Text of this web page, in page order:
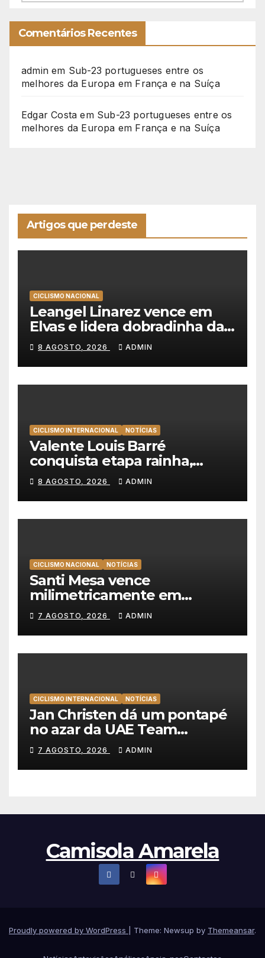
Comentários Recentes
admin em Sub-23 portugueses entre os
melhores da Europa em França e na Suíça
Edgar Costa em Sub-23 portugueses entre os
melhores da Europa em França e na Suíça
Artigos que perdeste
CICLISMO NACIONAL
Leangel Linarez vence em
Elvas e lidera dobradinha da
Tavfer-Ovos Matinados-
Mortágua
8 AGOSTO, 2026 ADMIN
CICLISMO INTERNACIONAL NOTÍCIAS
Valente Louis Barré
conquista etapa rainha,
Christian Scaroni é o novo
líder da Volta a Polónia
8 AGOSTO, 2026 ADMIN
CICLISMO NACIONAL NOTÍCIAS
Santi Mesa vence
milimetricamente em
Albufeira, Rui Oliveira
mantém a amarela da Volta a
Portugal
7 AGOSTO, 2026 ADMIN
CICLISMO INTERNACIONAL NOTÍCIAS
Jan Christen dá um pontapé
no azar da UAE Team
Emirates e vence na Volta a
Polónia
7 AGOSTO, 2026 ADMIN
Camisola Amarela
Proudly powered by WordPress Theme: Newsup by Themeansar.